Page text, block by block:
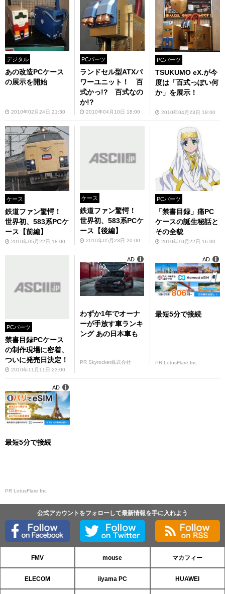
デジタル
あの改造PCケース
の展示を開始
2010年02月24日 21:30
PCパーツ
ランドセル型ATXパ
ワーユニット！ 百
式かっ!? 百式なの
か!?
2010年04月10日 18:00
PCパーツ
TSUKUMO eX.が今
度は「百式っぽい何
か」を展示！
2010年04月23日 18:00
ケース
鉄道ファン驚愕！
世界初、583系PCケ
ース【前編】
2010年05月22日 18:00
ケース
鉄道ファン驚愕！
世界初、583系PCケ
ース【後編】
2010年05月23日 20:00
PCパーツ
「禁書目録」痛PC
ケースの誕生秘話と
その全貌
2010年10月22日 16:00
PCパーツ
禁書目録PCケース
の制作現場に密着、
ついに発売日決定！
2010年11月11日 23:00
わずか1年でオーナ
ーが手放す車ランキ
ング あの日本車も
PR Skyrocket株式会社
AD
最短5分で接続
PR LotusFlare Inc
AD
最短5分で接続
PR LotusFlare Inc
AD
公式アカウントをフォローして最新情報を手に入れよう
FMV mouse マカフィー
ELECOM iiyama PC HUAWEI